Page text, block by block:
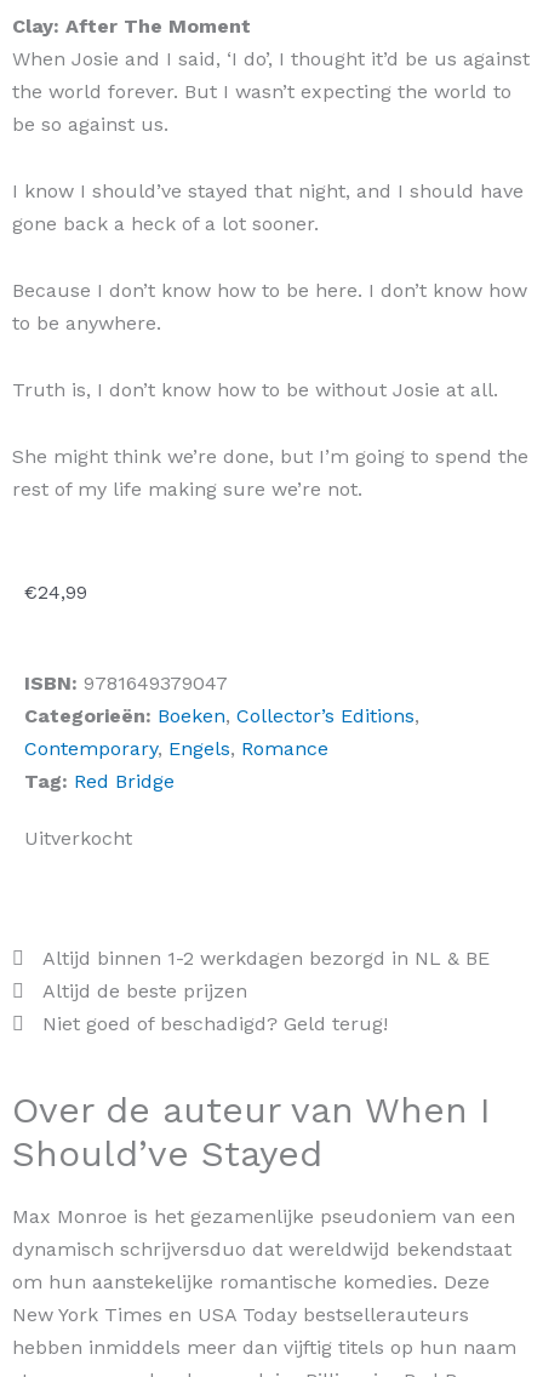
Clay: After The Moment
When Josie and I said, ‘I do’, I thought it’d be us against
the world forever. But I wasn’t expecting the world to
be so against us.
I know I should’ve stayed that night, and I should have
gone back a heck of a lot sooner.
Because I don’t know how to be here. I don’t know how
to be anywhere.
Truth is, I don’t know how to be without Josie at all.
She might think we’re done, but I’m going to spend the
rest of my life making sure we’re not.
€24,99
ISBN: 9781649379047
Categorieën: Boeken, Collector’s Editions,
Contemporary, Engels, Romance
Tag: Red Bridge
Uitverkocht
Altijd binnen 1-2 werkdagen bezorgd in NL & BE
Altijd de beste prijzen
Niet goed of beschadigd? Geld terug!
Over de auteur van When I
Should’ve Stayed
Max Monroe is het gezamenlijke pseudoniem van een
dynamisch schrijversduo dat wereldwijd bekendstaat
om hun aanstekelijke romantische komedies. Deze
New York Times en USA Today bestsellerauteurs
hebben inmiddels meer dan vijftig titels op hun naam